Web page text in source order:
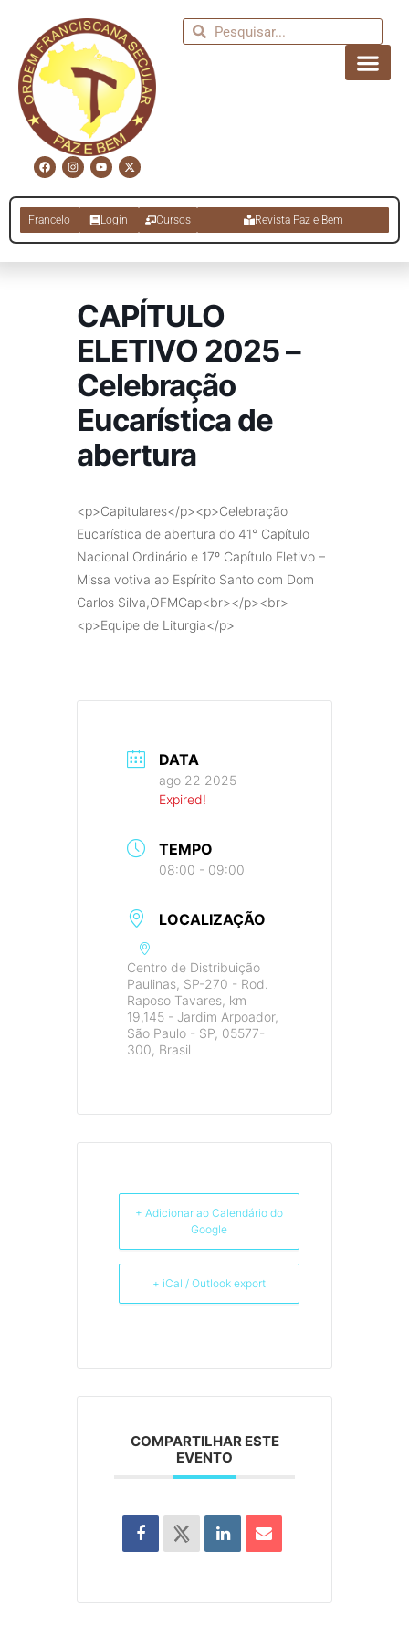
Francelo Login Cursos Revista Paz e Bem
CAPÍTULO
ELETIVO 2025 –
Celebração
Eucarística de
abertura
<p>Capitulares</p><p>Celebração
Eucarística de abertura do 41° Capítulo
Nacional Ordinário e 17º Capítulo Eletivo –
Missa votiva ao Espírito Santo com Dom
Carlos Silva,OFMCap<br></p><br>
<p>Equipe de Liturgia</p>
DATA
ago 22 2025
Expired!
TEMPO
08:00 - 09:00
LOCALIZAÇÃO
Centro de Distribuição
Paulinas, SP-270 - Rod.
Raposo Tavares, km
19,145 - Jardim Arpoador,
São Paulo - SP, 05577-
300, Brasil
+ Adicionar ao Calendário do
Google
+ iCal / Outlook export
COMPARTILHAR ESTE
EVENTO